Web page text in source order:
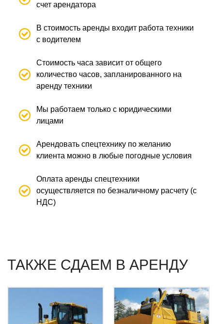
счет арендатора
В стоимость аренды входит работа техники
с водителем
Стоимость часа зависит от общего
количество часов, запланированного на
аренду техники
Мы работаем только с юридическими
лицами
Арендовать спецтехнику по желанию
клиента можно в любые погодные условия
Оплата аренды спецтехники
осуществляется по безналичному расчету (с
НДС)
ТАКЖЕ СДАЕМ В АРЕНДУ